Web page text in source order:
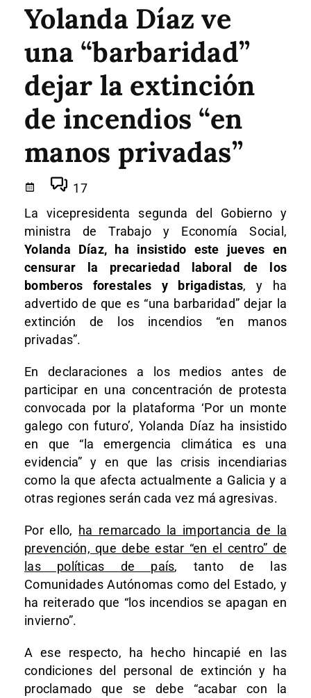
Yolanda Díaz ve
una “barbaridad”
dejar la extinción
de incendios “en
manos privadas”
17
La vicepresidenta segunda del Gobierno y
ministra de Trabajo y Economía Social,
Yolanda Díaz, ha insistido este jueves en
censurar la precariedad laboral de los
bomberos forestales y brigadistas, y ha
advertido de que es “una barbaridad” dejar la
extinción de los incendios “en manos
privadas”.
En declaraciones a los medios antes de
participar en una concentración de protesta
convocada por la plataforma ‘Por un monte
galego con futuro’, Yolanda Díaz ha insistido
en que “la emergencia climática es una
evidencia” y en que las crisis incendiarias
como la que afecta actualmente a Galicia y a
otras regiones serán cada vez má agresivas.
Por ello, ha remarcado la importancia de la
prevención, que debe estar “en el centro” de
las políticas de país, tanto de las
Comunidades Autónomas como del Estado, y
ha reiterado que “los incendios se apagan en
invierno”.
A ese respecto, ha hecho hincapié en las
condiciones del personal de extinción y ha
proclamado que se debe “acabar con la